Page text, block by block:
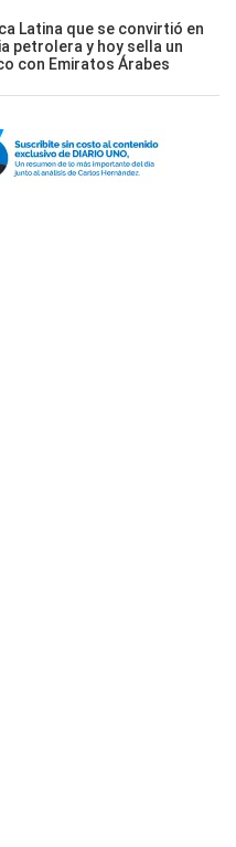
Latina que se convirtió en
petrolera y hoy sella un
con Emiratos Árabes